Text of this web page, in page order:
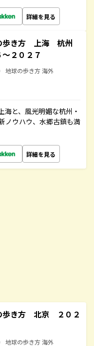
詳細を見る
歩き方 上海 杭州
２０２７
地球の歩き方 海外
と、風光明媚な杭州・
ウハウ、水郷古鎮も満
詳細を見る
歩き方 北京 ２０２
地球の歩き方 海外